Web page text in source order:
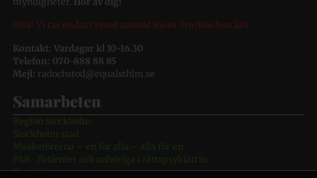
OBS! Vi tar endast emot samtal inom Stockholms län.
Kontakt: Vardagar kl 10-16.30
Telefon: 070-888 88 85
Mejl: radochstod@equalsthlm.se
Samarbeten
Region Stockholm
Stockholm stad
Musketörerna – en för alla – alla för en
PAR- Patienter och anhöriga i rättspsykiatrin
Gatujuristerna